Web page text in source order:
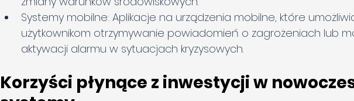
Systemy mobilne: Aplikacje na urządzenia mobilne, które
użytkownikom otrzymywanie powiadomień o zagrożeniach lub
aktywacji alarmu w sytuacjach kryzysowych.
Korzyści płynące z inwestycji w